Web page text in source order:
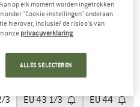
40 EU40 2/3
3 EU43 1/3 EU44
op elk moment worden ingetrokken
onder "Cookie-instellingen" onderaan
hierover, inclusief de risico's van
onze privacyverklaring
ALLES SELECTEREN